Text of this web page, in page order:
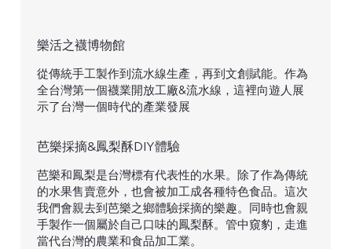
從傳統手工製作到流水線生產，再到文創賦能。作為
全台灣第一個襪業開放工廠&流水線，這裡向遊人展
示了台灣一個時代的產業發展
樂活之襪博物館
芭樂和鳳梨是台灣標有代表性的水果。除了作為傳統
的水果售賣意外，也會被加工成各種特色食品。這次
我們會親去到芭樂之鄉體驗採摘的樂趣。同時也會親
手製作一個屬於自己口味的鳳梨酥。管中窺豹，走進
當代台灣的農業和食品加工業。
芭樂採摘&鳳梨酥DIY體驗